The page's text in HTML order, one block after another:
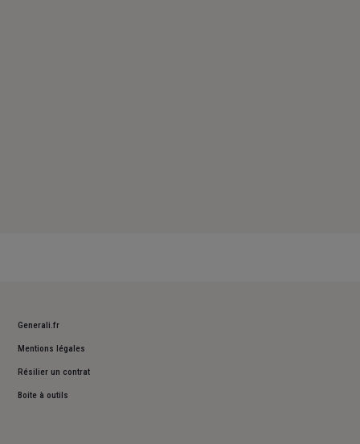
Generali.fr
Mentions légales
Résilier un contrat
Boite à outils